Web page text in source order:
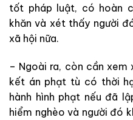
tốt pháp luật, có hoàn
khăn và xét thấy người
xã hội nữa.
– Ngoài ra, còn cần xem
kết án phạt tù có thời
hành hình phạt nếu đã
hiểm nghèo và người đó